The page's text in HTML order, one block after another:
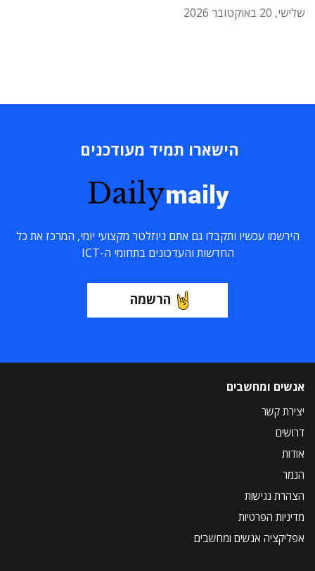
שלישי, 20 באוקטובר 2026
הישארו תמיד מעודכנים
Dailymaily
הירשמו עכשיו ותקבלו גם אתם ניוזלטר מקצועי יומי, המרכז את כל
החדשות והעדכונים בתחומי ה-ICT
הרשמה
אנשים ומחשבים
יצירת קשר
דרושים
אודות
הנמר
הצהרת נגישות
מדיניות הפרטיות
אפליקציה אנשים ומחשבים